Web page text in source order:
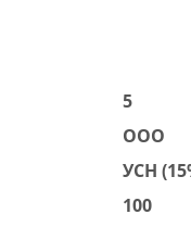
5
ООО
УСН
100